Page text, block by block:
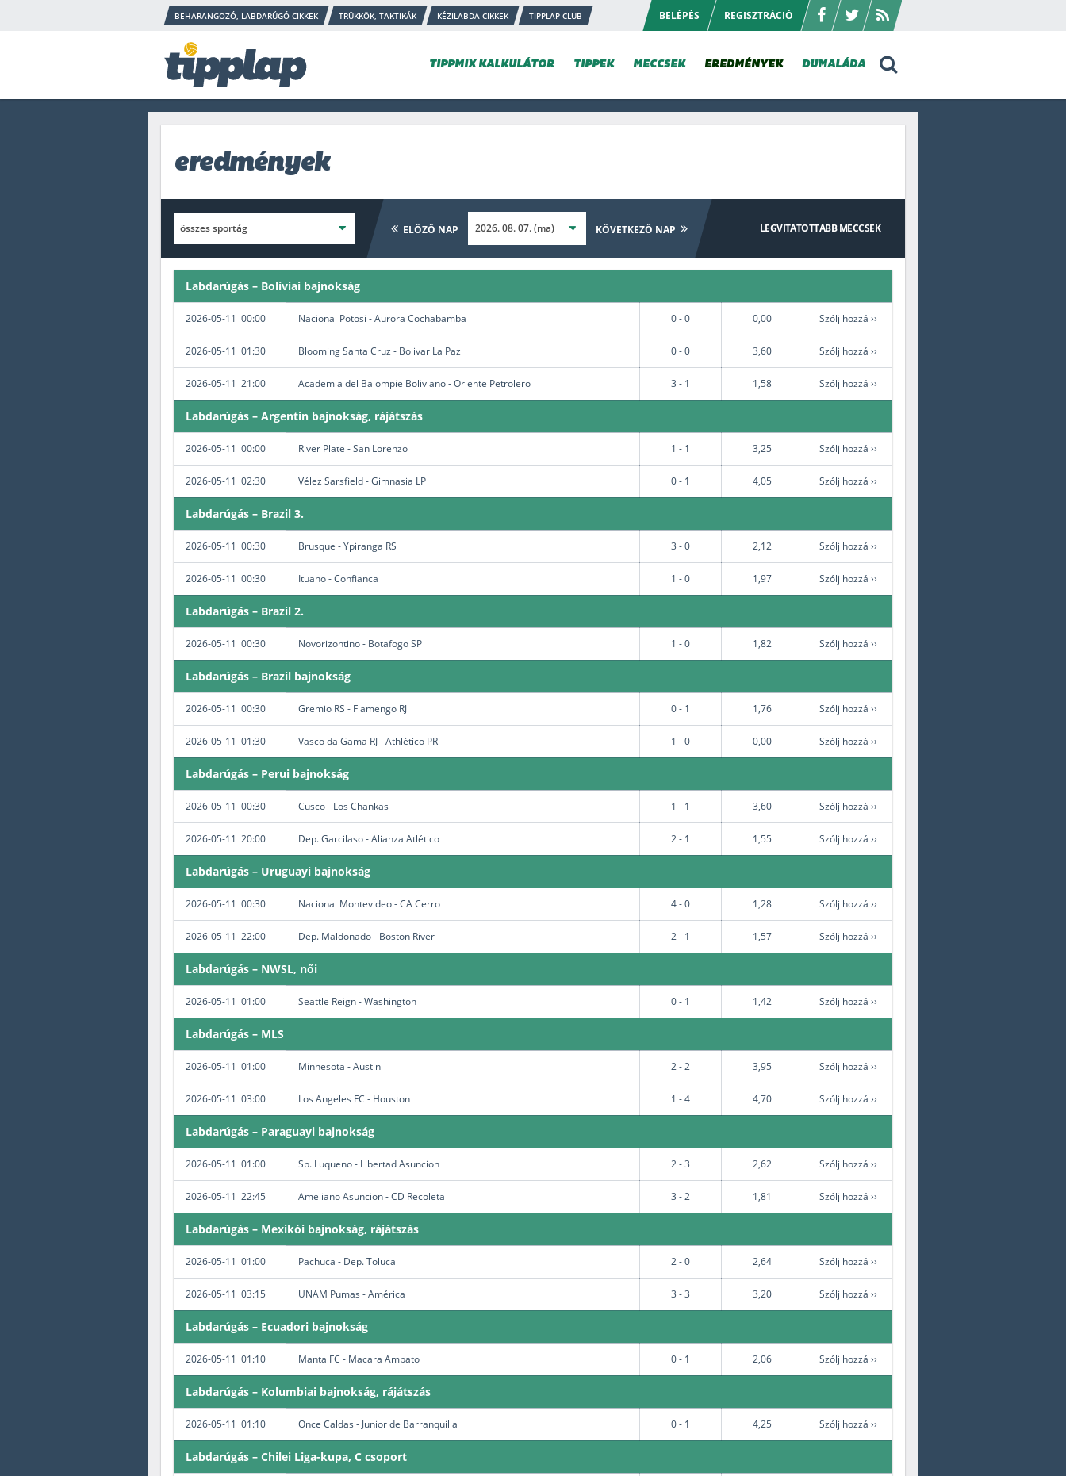
BEHARANGOZÓ, LABDARÚGÓ-CIKKEK TRÜKKÖK, TAKTIKÁK KÉZILABDA-CIKKEK TIPPLAP CLUB BELÉPÉS REGISZTRÁCIÓ
TIPPMIX KALKULÁTOR TIPPEK MECCSEK EREDMÉNYEK DUMALÁDA
eredmények
ELŐZŐ NAP KÖVETKEZŐ NAP LEGVITATOTTABBMECCSEK
Labdarúgás – Bolíviai bajnokság
2026-05-11 00:00 Nacional Potosi - Aurora Cochabamba 0 - 0 0,00 Szólj hozzá ››
2026-05-11 01:30 Blooming Santa Cruz - Bolivar La Paz 0 - 0 3,60 Szólj hozzá ››
2026-05-11 21:00 Academia del Balompie Boliviano - Oriente Petrolero 3 - 1 1,58 Szólj hozzá ››
Labdarúgás – Argentin bajnokság, rájátszás
2026-05-11 00:00 River Plate - San Lorenzo 1 - 1 3,25 Szólj hozzá ››
2026-05-11 02:30 Vélez Sarsfield - Gimnasia LP 0 - 1 4,05 Szólj hozzá ››
Labdarúgás – Brazil 3.
2026-05-11 00:30 Brusque - Ypiranga RS 3 - 0 2,12 Szólj hozzá ››
2026-05-11 00:30 Ituano - Confianca 1 - 0 1,97 Szólj hozzá ››
Labdarúgás – Brazil 2.
2026-05-11 00:30 Novorizontino - Botafogo SP 1 - 0 1,82 Szólj hozzá ››
Labdarúgás – Brazil bajnokság
2026-05-11 00:30 Gremio RS - Flamengo RJ 0 - 1 1,76 Szólj hozzá ››
2026-05-11 01:30 Vasco da Gama RJ - Athlético PR 1 - 0 0,00 Szólj hozzá ››
Labdarúgás – Perui bajnokság
2026-05-11 00:30 Cusco - Los Chankas 1 - 1 3,60 Szólj hozzá ››
2026-05-11 20:00 Dep. Garcilaso - Alianza Atlético 2 - 1 1,55 Szólj hozzá ››
Labdarúgás – Uruguayi bajnokság
2026-05-11 00:30 Nacional Montevideo - CA Cerro 4 - 0 1,28 Szólj hozzá ››
2026-05-11 22:00 Dep. Maldonado - Boston River 2 - 1 1,57 Szólj hozzá ››
Labdarúgás – NWSL, női
2026-05-11 01:00 Seattle Reign - Washington 0 - 1 1,42 Szólj hozzá ››
Labdarúgás – MLS
2026-05-11 01:00 Minnesota - Austin 2 - 2 3,95 Szólj hozzá ››
2026-05-11 03:00 Los Angeles FC - Houston 1 - 4 4,70 Szólj hozzá ››
Labdarúgás – Paraguayi bajnokság
2026-05-11 01:00 Sp. Luqueno - Libertad Asuncion 2 - 3 2,62 Szólj hozzá ››
2026-05-11 22:45 Ameliano Asuncion - CD Recoleta 3 - 2 1,81 Szólj hozzá ››
Labdarúgás – Mexikói bajnokság, rájátszás
2026-05-11 01:00 Pachuca - Dep. Toluca 2 - 0 2,64 Szólj hozzá ››
2026-05-11 03:15 UNAM Pumas - América 3 - 3 3,20 Szólj hozzá ››
Labdarúgás – Ecuadori bajnokság
2026-05-11 01:10 Manta FC - Macara Ambato 0 - 1 2,06 Szólj hozzá ››
Labdarúgás – Kolumbiai bajnokság, rájátszás
2026-05-11 01:10 Once Caldas - Junior de Barranquilla 0 - 1 4,25 Szólj hozzá ››
Labdarúgás – Chilei Liga-kupa, C csoport